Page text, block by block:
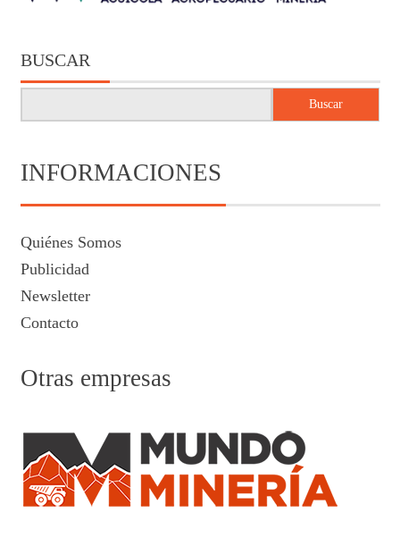
BUSCAR
Buscar
INFORMACIONES
Quiénes Somos
Publicidad
Newsletter
Contacto
Otras empresas